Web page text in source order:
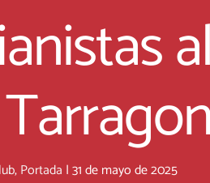
,Portada |31 de mayo de 2025